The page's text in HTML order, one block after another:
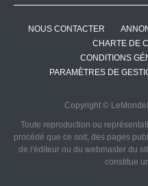
NOUS CONTACTER
CHARTE DE
CONDITIONS
PARAMÈTRES DE
Copyright ©
Toute reproduction ou
procédé que ce soit, des pages
de l'éditeur ou du webmaster du
constitue